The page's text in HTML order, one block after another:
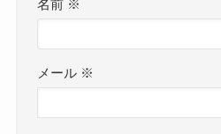
名前 ※
メール ※